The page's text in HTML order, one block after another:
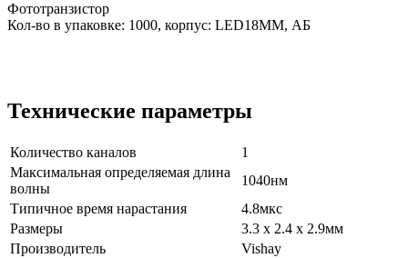
Фототранзистор
Кол-во в упаковке: 1000, корпус: LED18MM, АБ
Технические параметры
Количество каналов
1
Максимальная определяемая длина
волны
1040нм
Типичное время нарастания
4.8мкс
Размеры
3.3 x 2.4 x 2.9мм
Производитель
Vishay